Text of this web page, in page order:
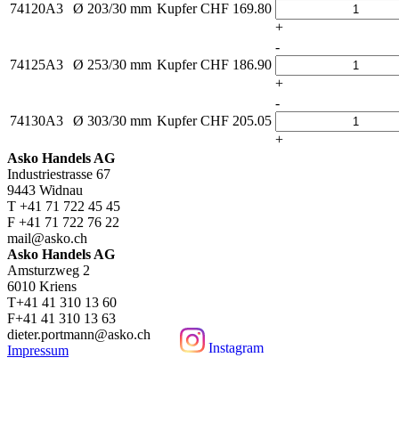
Instagram
74120A3 Ø 203/30 mm Kupfer CHF 169.80
+
74125A3 Ø 253/30 mm Kupfer CHF 186.90
-
+
74130A3 Ø 303/30 mm Kupfer CHF 205.05
-
+
Asko Handels AG
Industriestrasse 67
9443 Widnau
T +41 71 722 45 45
F +41 71 722 76 22
mail@asko.ch
Asko Handels AG
Amsturzweg 2
6010 Kriens
T+41 41 310 13 60
F+41 41 310 13 63
dieter.portmann@asko.ch
Impressum